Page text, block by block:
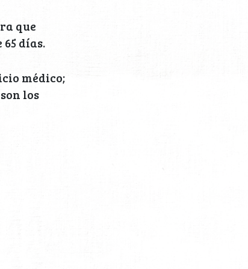
que
días.
médico;
los